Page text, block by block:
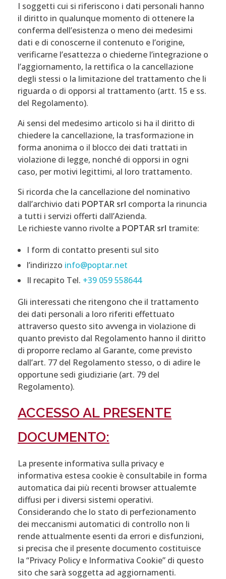
I soggetti cui si riferiscono i dati personali hanno
il diritto in qualunque momento di ottenere la
conferma dell’esistenza o meno dei medesimi
dati e di conoscerne il contenuto e l’origine,
verificarne l’esattezza o chiederne l’integrazione o
l’aggiornamento, la rettifica o la cancellazione
degli stessi o la limitazione del trattamento che li
riguarda o di opporsi al trattamento (artt. 15 e ss.
del Regolamento).
Ai sensi del medesimo articolo si ha il diritto di
chiedere la cancellazione, la trasformazione in
forma anonima o il blocco dei dati trattati in
violazione di legge, nonché di opporsi in ogni
caso, per motivi legittimi, al loro trattamento.
Si ricorda che la cancellazione del nominativo
dall’archivio dati POPTAR srl comporta la rinuncia
a tutti i servizi offerti dall’Azienda.
Le richieste vanno rivolte a POPTAR srl tramite:
I form di contatto presenti sul sito
l’indirizzo info@poptar.net
Il recapito Tel. +39 059 558644
Gli interessati che ritengono che il trattamento
dei dati personali a loro riferiti effettuato
attraverso questo sito avvenga in violazione di
quanto previsto dal Regolamento hanno il diritto
di proporre reclamo al Garante, come previsto
dall’art. 77 del Regolamento stesso, o di adire le
opportune sedi giudiziarie (art. 79 del
Regolamento).
ACCESSO AL PRESENTE
DOCUMENTO:
La presente informativa sulla privacy e
informativa estesa cookie è consultabile in forma
automatica dai più recenti browser attualemte
diffusi per i diversi sistemi operativi.
Considerando che lo stato di perfezionamento
dei meccanismi automatici di controllo non li
rende attualmente esenti da errori e disfunzioni,
si precisa che il presente documento costituisce
la “Privacy Policy e Informativa Cookie” di questo
sito che sarà soggetta ad aggiornamenti.